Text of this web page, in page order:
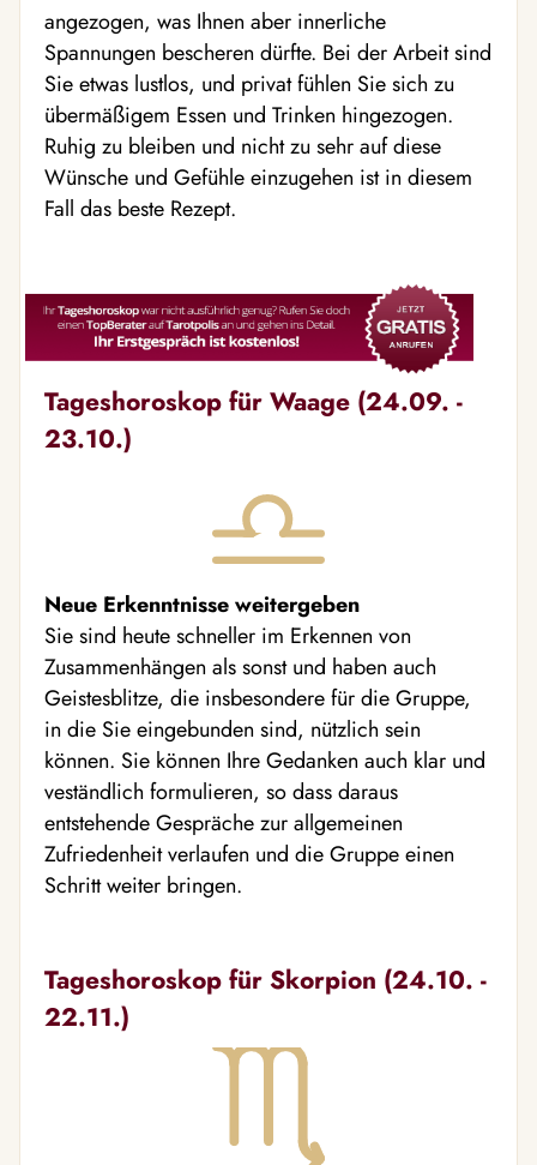
angezogen, was Ihnen aber innerliche
Spannungen bescheren dürfte. Bei der Arbeit sind
Sie etwas lustlos, und privat fühlen Sie sich zu
übermäßigem Essen und Trinken hingezogen.
Ruhig zu bleiben und nicht zu sehr auf diese
Wünsche und Gefühle einzugehen ist in diesem
Fall das beste Rezept.
Tageshoroskop für Waage (24.09. -
23.10.)
Neue Erkenntnisse weitergeben
Sie sind heute schneller im Erkennen von
Zusammenhängen als sonst und haben auch
Geistesblitze, die insbesondere für die Gruppe,
in die Sie eingebunden sind, nützlich sein
können. Sie können Ihre Gedanken auch klar und
veständlich formulieren, so dass daraus
entstehende Gespräche zur allgemeinen
Zufriedenheit verlaufen und die Gruppe einen
Schritt weiter bringen.
Tageshoroskop für Skorpion (24.10. -
22.11.)